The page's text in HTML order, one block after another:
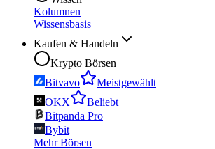
Kolumnen
Wissensbasis
Kaufen & Handeln
Krypto Börsen
Bitvavo
Meistgewählt
OKX
Beliebt
Bitpanda Pro
Bybit
Mehr Börsen